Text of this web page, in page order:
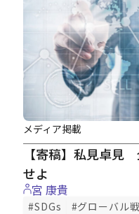
【寄稿】私見卓見
せよ
メディア掲載
宮 康貴
#SDGs #グローバル